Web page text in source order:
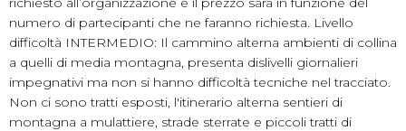
numero di partecipanti che ne faranno richiesta. Livello
difficoltà INTERMEDIO: Il cammino alterna ambienti di collina
a quelli di media montagna, presenta dislivelli giornalieri
impegnativi ma non si hanno difficoltà tecniche nel tracciato.
Non ci sono tratti esposti, l'itinerario alterna sentieri di
montagna a mulattiere, strade sterrate e piccoli tratti di